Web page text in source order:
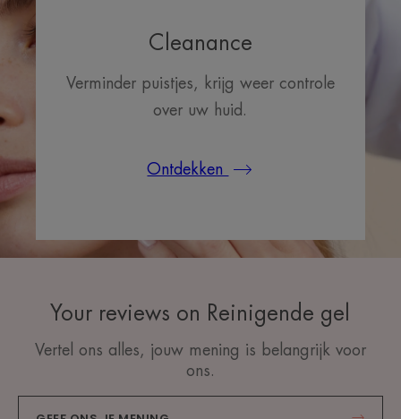
Cleanance
Verminder puistjes, krijg weer controle
over uw huid.
Ontdekken
Your reviews on Reinigende gel
Vertel ons alles, jouw mening is belangrijk voor
ons.